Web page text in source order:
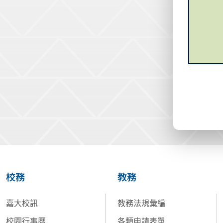
校務
嘉大校訊
校園行事曆
教務
教務法規彙編
各類申請表單